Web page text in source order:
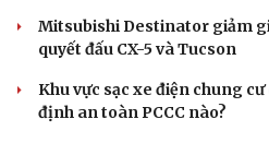
Mitsubishi Destinator giảm
quyết đấu CX-5 và Tucson
Khu vực sạc xe điện chung
định an toàn PCCC nào?